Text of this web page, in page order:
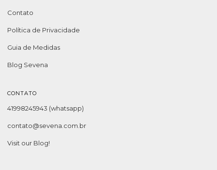
Contato
Política de Privacidade
Guia de Medidas
Blog Sevena
CONTATO
41998245943 (whatsapp)
contato@sevena.com.br
Visit our Blog!